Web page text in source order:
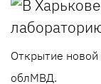
Открытие
облМВД.